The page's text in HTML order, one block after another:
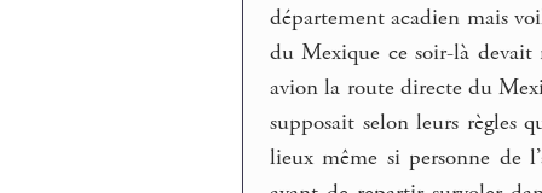
département acadien mais
du Mexique ce soir-là
avion la route directe du
supposait selon leurs règles
lieux même si personne de